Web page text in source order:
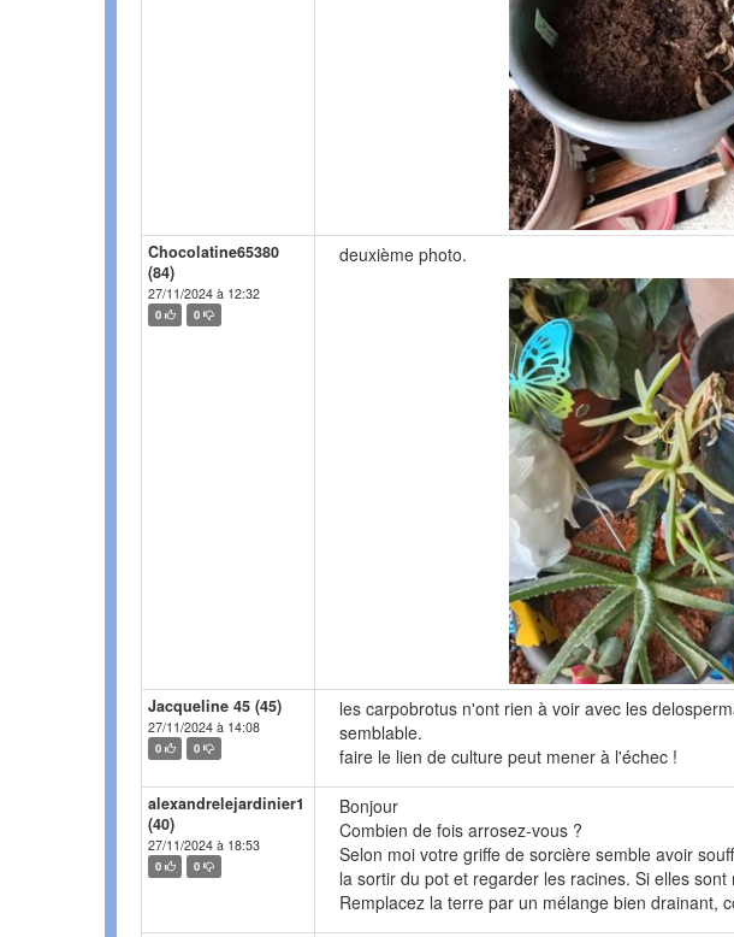
Chocolatine65380
(84)
27/11/2024 à 12:32
0 0
deuxième photo.
Jacqueline 45 (45)
27/11/2024 à 14:08
0 0
les carpobrotus n'ont rien à voir avec les
semblable.
faire le lien de culture peut mener à l'échec !
alexandrelejardinier1
(40)
27/11/2024 à 18:53
0 0
Bonjour
Combien de fois arrosez-vous ?
Selon moi votre griffe de sorcière semble avoir
la sortir du pot et regarder les racines. Si elles
Remplacez la terre par un mélange bien drainant,